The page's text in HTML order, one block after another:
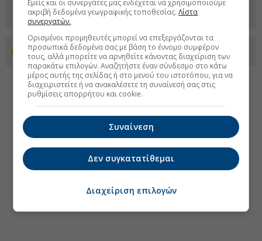
Προσθέστε το euro2day.gr στο Discover
Εμείς και οι συνεργάτες μας ενδέχεται να χρησιμοποιούμε
ακριβή δεδομένα γεωγραφικής τοποθεσίας.Λίστα
συνεργατών.
Ορισμένοι προμηθευτές μπορεί να επεξεργάζονται τα
προσωπικά δεδομένα σας με βάση το έννομο συμφέρον
τους, αλλά μπορείτε να αρνηθείτε κάνοντας διαχείριση των
παρακάτω επιλογών. Αναζητήστε έναν σύνδεσμο στο κάτω
μέρος αυτής της σελίδας ή στο μενού του ιστοτόπου, για να
διαχειριστείτε ή να ανακαλέσετε τη συναίνεσή σας στις
ρυθμίσεις απορρήτου και cookie.
Συναίνεση
Δεν συγκατατίθεμαι
Διαχείριση επιλογών